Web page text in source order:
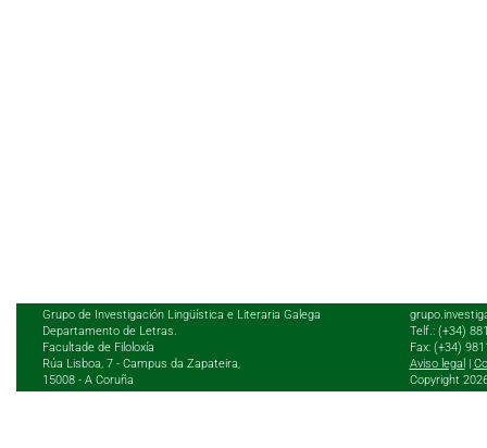
Grupo de Investigación Lingüística e Literaria Galega
Departamento de Letras.
Facultade de Filoloxía
Rúa Lisboa, 7 - Campus da Zapateira,
15008 - A Coruña
Telf.: (+34)
Fax: (+34)
Aviso legal
Copyright